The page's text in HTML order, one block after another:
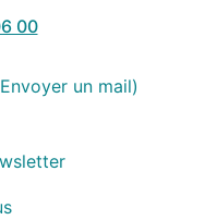
00
un mail)